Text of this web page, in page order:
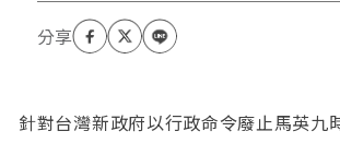
針對台灣新政府以行政命令廢止馬英九